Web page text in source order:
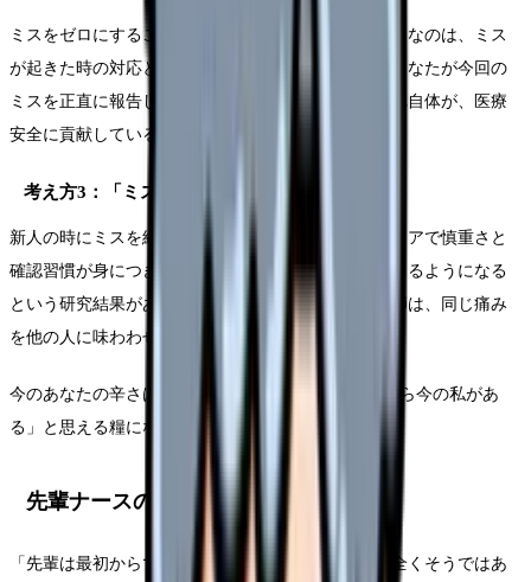
ミスをゼロにすることは現実的には不可能です。大切なのは、ミス
が起きた時の対応と、再発防止のための行動です。あなたが今回の
ミスを正直に報告し、レポートを書いたこと——それ自体が、医療
安全に貢献しているのです。
考え方3：「ミスから学んだ看護師」は強い
新人の時にミスを経験した看護師は、その後のキャリアで慎重さと
確認習慣が身につき、結果的に安全な看護を提供できるようになる
という研究結果があります。痛みを知っている看護師は、同じ痛み
を他の人に味わわせないよう努力するからです。
今のあなたの辛さは、5年後に「あの経験があったから今の私があ
る」と思える糧になります。
先輩ナースの「新人時代の失敗談」
「先輩は最初からできたんでしょ？」——いいえ、全くそうではあ